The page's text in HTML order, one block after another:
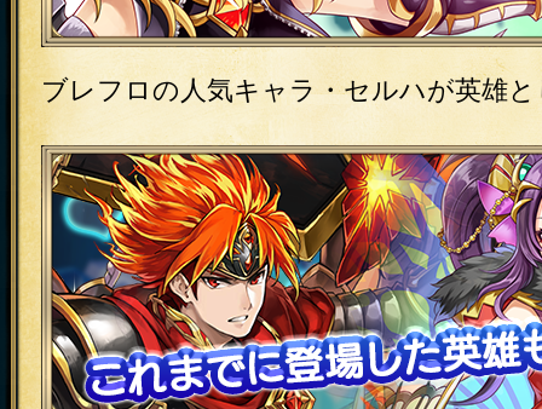
ブレフロの人気キャラ・セルハが英雄